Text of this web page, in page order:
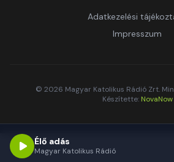
Adatkezelési
Impresszum
© 2026 Magyar Katolikus Rádió Zrt.
Készítette: NovaNow
Élő adás
Magyar Katolikus Rádió